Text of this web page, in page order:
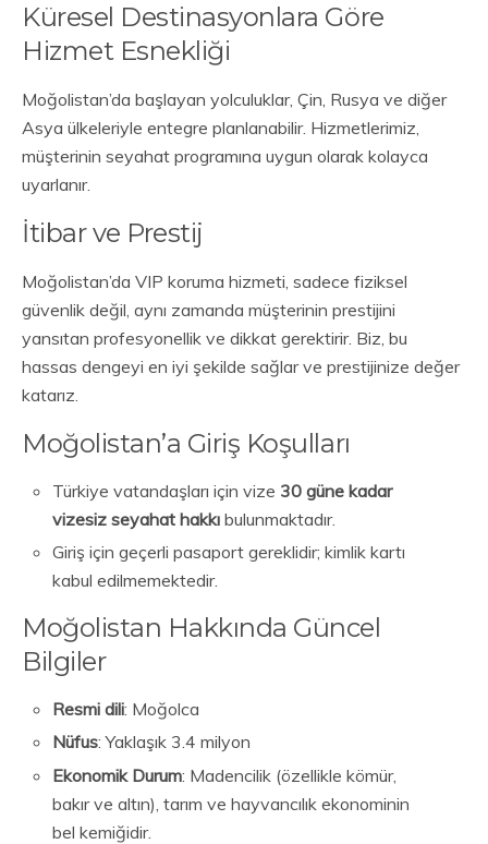
Küresel Destinasyonlara Göre
Hizmet Esnekliği
Moğolistan’da başlayan yolculuklar, Çin, Rusya ve diğer
Asya ülkeleriyle entegre planlanabilir. Hizmetlerimiz,
müşterinin seyahat programına uygun olarak kolayca
uyarlanır.
İtibar ve Prestij
Moğolistan’da VIP koruma hizmeti, sadece fiziksel
güvenlik değil, aynı zamanda müşterinin prestijini
yansıtan profesyonellik ve dikkat gerektirir. Biz, bu
hassas dengeyi en iyi şekilde sağlar ve prestijinize değer
katarız.
Moğolistan’a Giriş Koşulları
Türkiye vatandaşları için vize 30 güne kadar
vizesiz seyahat hakkı bulunmaktadır.
Giriş için geçerli pasaport gereklidir; kimlik kartı
kabul edilmemektedir.
Moğolistan Hakkında Güncel
Bilgiler
Resmi dili: Moğolca
Nüfus: Yaklaşık 3.4 milyon
Ekonomik Durum: Madencilik (özellikle kömür,
bakır ve altın), tarım ve hayvancılık ekonominin
bel kemiğidir.